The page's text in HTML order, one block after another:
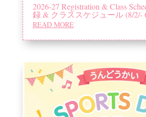
2026-27 Registration & Class
録 & クラススケジュール (8/2/-
READ MORE